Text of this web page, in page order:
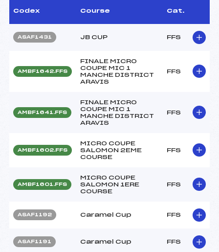
Codex Course Cat.
ASAF1431 JB CUP FFS
AMBF1642.FFS
FINALE MICRO
COUPE MIC 1
MANCHE DISTRICT
ARAVIS
FFS
AMBF1641.FFS
FINALE MICRO
COUPE MIC 1
MANCHE DISTRICT
ARAVIS
FFS
AMBF1602.FFS
MICRO COUPE
SALOMON 2EME
COURSE
FFS
AMBF1601.FFS
MICRO COUPE
SALOMON 1ERE
COURSE
FFS
ASAF1192 Caramel Cup FFS
ASAF1191 Caramel Cup FFS